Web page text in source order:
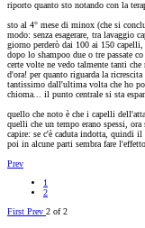
riporto quanto sto notando con la
sto al 4° mese di minox (che si
modo: senza esagerare, tra lavaggio
giorno perderò dai 100 ai 150 capelli,
dopo lo shampoo due o tre passate
certe volte ne vedo talmente tanti
d'ora! per quanto riguarda la
tantissimo dall'ultima volta che ho
chioma... il punto centrale si sta
quello che noto è che i capelli
quelli che un tempo erano spessi,
capire: se c'è caduta indotta, quindi il
poi in alcune parti sembra fare
Prev
1
2
First Prev 2 of 2